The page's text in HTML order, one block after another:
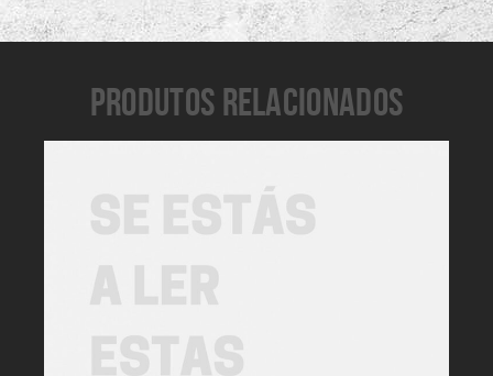
PRODUTOS RELACIONADOS